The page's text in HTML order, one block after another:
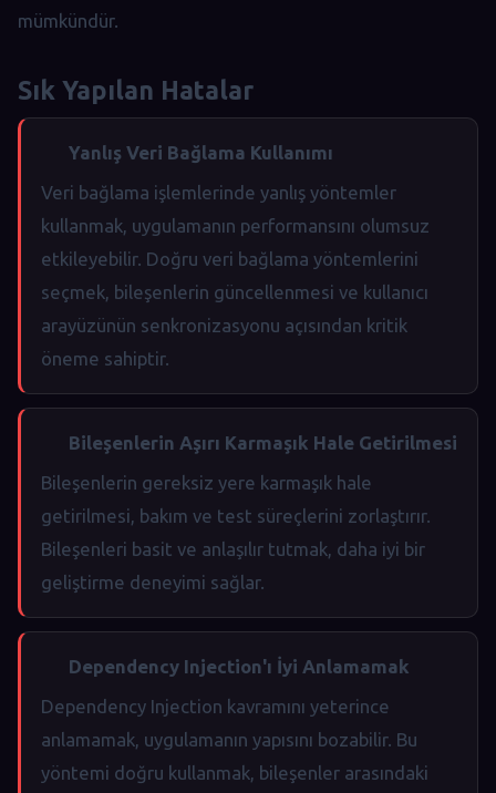
mümkündür.
Sık Yapılan Hatalar
Yanlış Veri Bağlama Kullanımı
Veri bağlama işlemlerinde yanlış yöntemler
kullanmak, uygulamanın performansını olumsuz
etkileyebilir. Doğru veri bağlama yöntemlerini
seçmek, bileşenlerin güncellenmesi ve kullanıcı
arayüzünün senkronizasyonu açısından kritik
öneme sahiptir.
Bileşenlerin Aşırı Karmaşık Hale Getirilmesi
Bileşenlerin gereksiz yere karmaşık hale
getirilmesi, bakım ve test süreçlerini zorlaştırır.
Bileşenleri basit ve anlaşılır tutmak, daha iyi bir
geliştirme deneyimi sağlar.
Dependency Injection'ı İyi Anlamamak
Dependency Injection kavramını yeterince
anlamamak, uygulamanın yapısını bozabilir. Bu
yöntemi doğru kullanmak, bileşenler arasındaki